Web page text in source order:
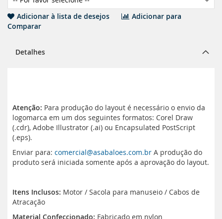
Adicionar à lista de desejos
Adicionar para
Comparar
Detalhes
Atenção: Para produção do layout é necessário o envio da
logomarca em um dos seguintes formatos: Corel Draw
(.cdr), Adobe Illustrator (.ai) ou Encapsulated PostScript
(.eps).
Enviar para: comercial@asabaloes.com.br A produção do
produto será iniciada somente após a aprovação do layout.
Itens Inclusos: Motor / Sacola para manuseio / Cabos de
Atracação
Material Confeccionado: Fabricado em nylon